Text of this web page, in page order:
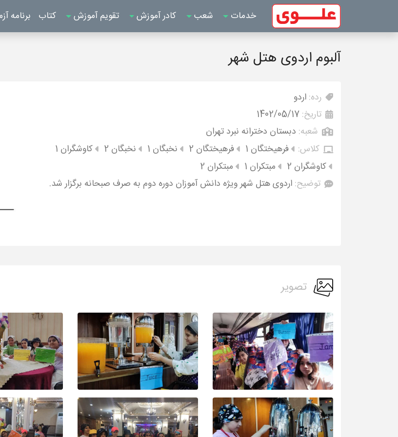
خدمات شعب کادر آموزش تقویم آموزش کتاب برنامه
آلبوم اردوی هتل شهر
رده: اردو
تاریخ: 1402/05/17
شعبه: دبستان دخترانه نبرد تهران
کلاس:
فرهیختگان 1 فرهیختگان 2 نخبگان 1 نخبگان 2
کاوشگران 1
کاوشگران 2
مبتکران 1
مبتکران 2
توضیح: اردوی هتل شهر ویژه دانش آموزان دوره دوم به صرف صبحانه برگزار شد.
تصویر